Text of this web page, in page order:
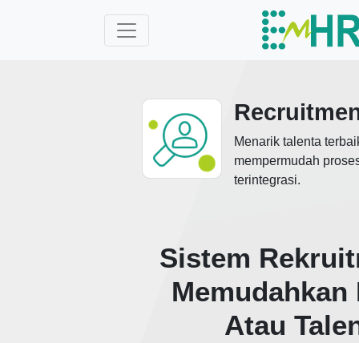
Menarik talenta
mempermudah
terintegrasi.
Sistem
Atau